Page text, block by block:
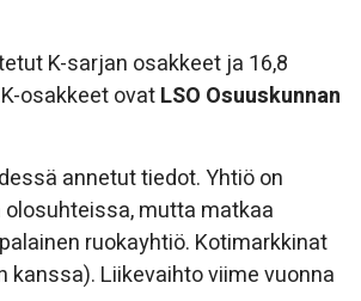
K-sarjan osakkeet ja 16,8
osakkeet ovatLSO Osuuskunnan
annetut tiedot. Yhtiö on
mutta matkaa
ruokayhtiö. Kotimarkkinat
kanssa). Liikevaihto viime vuonna